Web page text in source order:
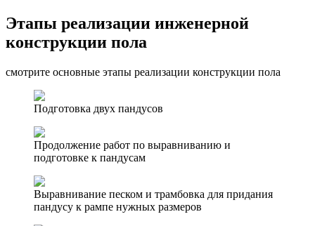
Этапы реализации инженерной
конструкции пола
смотрите основные этапы реализации конструкции пола
Подготовка двух пандусов
Продолжение работ по выравниванию и
подготовке к пандусам
Выравнивание песком и трамбовка для придания
пандусу к рампе нужных размеров